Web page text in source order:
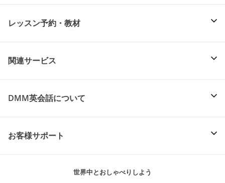
レッスン予約・教材
関連サービス
DMM英会話について
お客様サポート
世界中とおしゃべりしよう